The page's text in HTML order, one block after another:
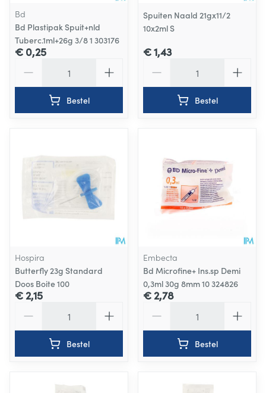
Bd
Bd Plastipak Spuit+nld
Tuberc.1ml+26g 3/8 1 303176
€ 0,25
Bestel
Spuiten Naald 21gx11/2
10x2ml S
€ 1,43
Bestel
Hospira
Butterfly 23g Standard
Doos Boite 100
€ 2,15
Bestel
Embecta
Bd Microfine+ Ins.sp Demi
0,3ml 30g 8mm 10 324826
€ 2,78
Bestel